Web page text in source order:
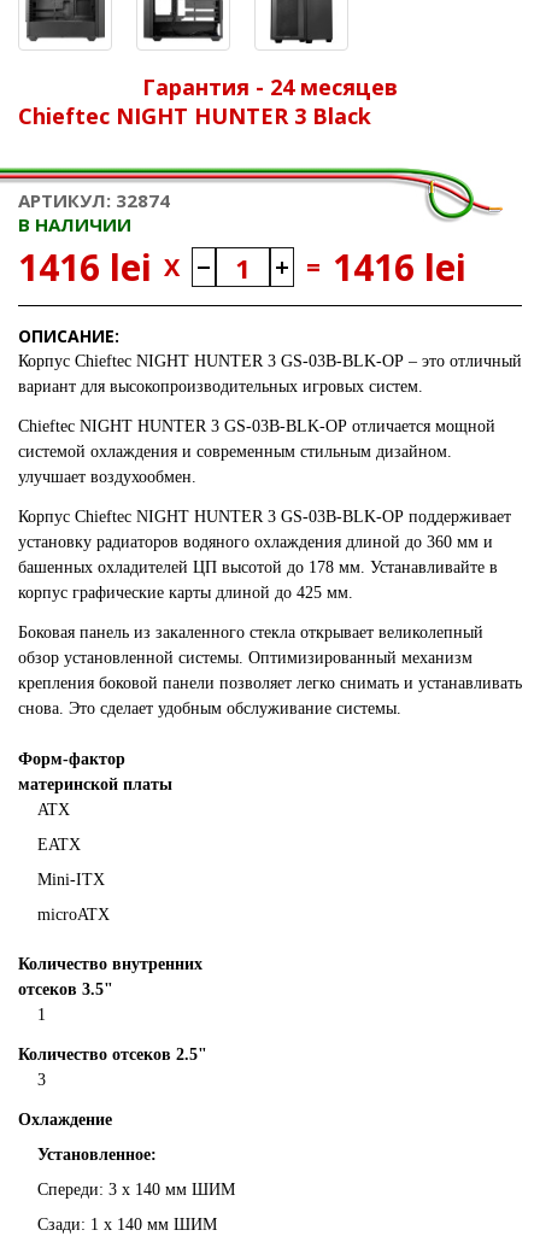
Гарантия - 24 месяцев
Chieftec NIGHT HUNTER 3 Black
АРТИКУЛ: 32874
В НАЛИЧИИ
1416 lei X = 1416 lei
ОПИСАНИЕ:
Корпус Chieftec NIGHT HUNTER 3 GS-03B-BLK-OP – это отличный
вариант для высокопроизводительных игровых систем.
Chieftec NIGHT HUNTER 3 GS-03B-BLK-OP отличается мощной
системой охлаждения и современным стильным дизайном.
улучшает воздухообмен.
Корпус Chieftec NIGHT HUNTER 3 GS-03B-BLK-OP поддерживает
установку радиаторов водяного охлаждения длиной до 360 мм и
башенных охладителей ЦП высотой до 178 мм. Устанавливайте в
корпус графические карты длиной до 425 мм.
Боковая панель из закаленного стекла открывает великолепный
обзор установленной системы. Оптимизированный механизм
крепления боковой панели позволяет легко снимать и устанавливать
снова. Это сделает удобным обслуживание системы.
Форм-фактор
материнской платы
ATX
EATX
Mini-ITX
microATX
Количество внутренних
отсеков 3.5"
1
Количество отсеков 2.5"
3
Охлаждение
Установленное:
Спереди: 3 x 140 мм ШИМ
Сзади: 1 x 140 мм ШИМ